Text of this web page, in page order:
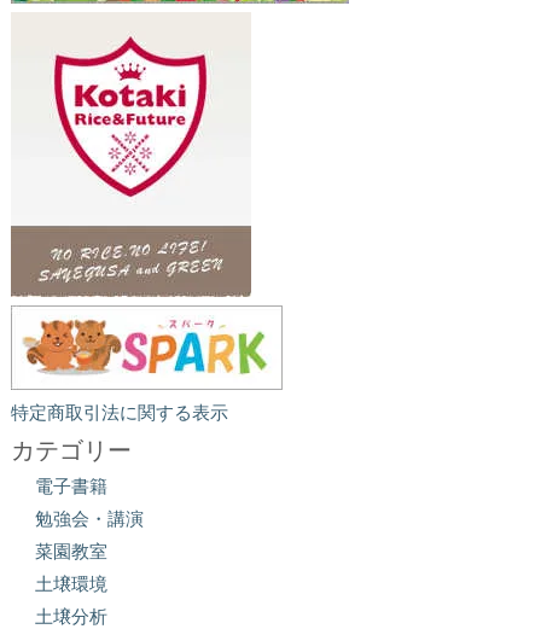
特定商取引法に関する表示
カテゴリー
電子書籍
勉強会・講演
菜園教室
土壌環境
土壌分析